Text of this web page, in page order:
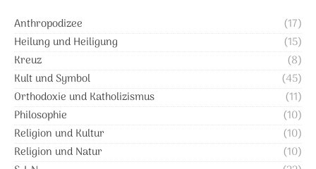
Anthropodizee
(17)
Heilung und Heiligung
(15)
Kreuz
(8)
Kult und Symbol
(45)
Orthodoxie und Katholizismus
(11)
Philosophie
(10)
Religion und Kultur
(10)
Religion und Natur
(10)